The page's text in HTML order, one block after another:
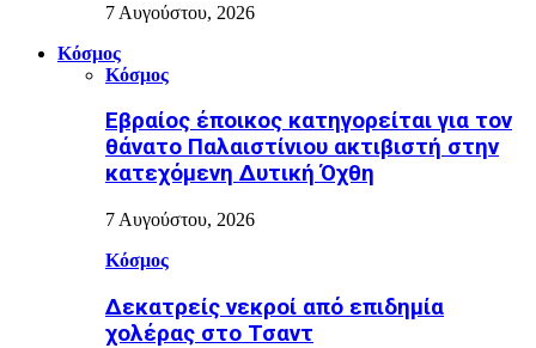
7 Αυγούστου, 2026
Κόσμος
Κόσμος
Εβραίος έποικος κατηγορείται για τον
θάνατο Παλαιστίνιου ακτιβιστή στην
κατεχόμενη Δυτική Όχθη
7 Αυγούστου, 2026
Κόσμος
Δεκατρείς νεκροί από επιδημία
χολέρας στο Τσαντ